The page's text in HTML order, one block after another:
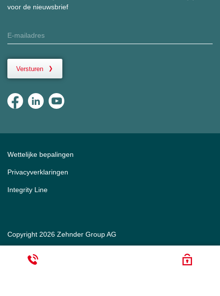
voor de nieuwsbrief
Versturen
Copyright 2026 Zehnder Group AG
Wettelijke bepalingen
Privacyverklaringen
Integrity Line